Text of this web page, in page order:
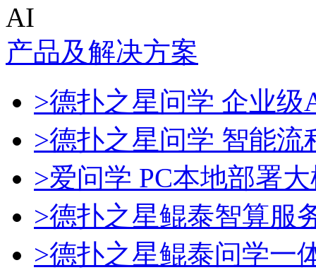
AI
产品及解决方案
>德扑之星问学 企业级
>德扑之星问学 智能流
>爱问学 PC本地部署
>德扑之星鲲泰智算服
>德扑之星鲲泰问学一